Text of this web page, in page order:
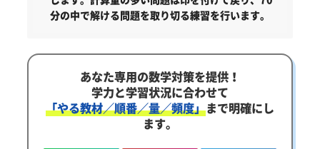
分の中で解ける問題を取り切る練習を行います。
あなた専用の数学対策を提供！
学力と学習状況に合わせて
「やる教材／順番／量／頻度」まで明確にし
ます。